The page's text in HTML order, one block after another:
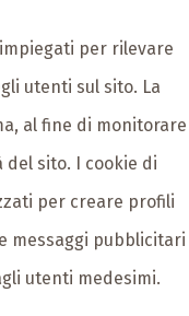
per rilevare
utenti sul sito. La
al fine di monitorare
sito. I cookie di
per creare profili
messaggi pubblicitari
utenti medesimi.